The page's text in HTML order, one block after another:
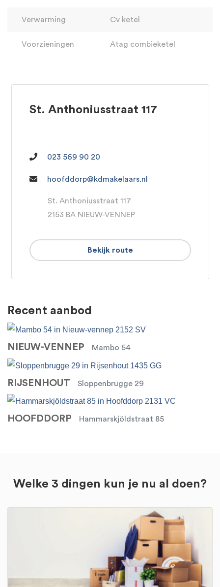
Verwarming Cv ketel
Voorzieningen Atag combieketel
St. Anthoniusstraat 117
023 569 90 20
hoofddorp@kdmakelaars.nl
St. Anthoniusstraat 117
2153 BA NIEUW-VENNEP
Bekijk route
Recent aanbod
NIEUW-VENNEP Mambo 54
RIJSENHOUT Sloppenbrugge 29
HOOFDDORP Hammarskjöldstraat 85
Welke 3 dingen kun je nu al doen?